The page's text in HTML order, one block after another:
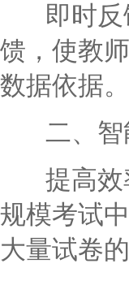
即时反
馈，使教
数据依据。
二、智
提高效
规模考试
大量试卷